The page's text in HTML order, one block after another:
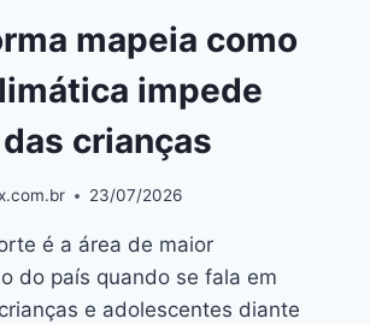
mapeia como
impede
crianças
23/07/2026
é a área de maior
do país quando se fala em
e adolescentes diante